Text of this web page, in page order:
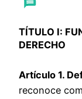
TÍTULO I:
DERECHO
Artículo 1.
reconoce